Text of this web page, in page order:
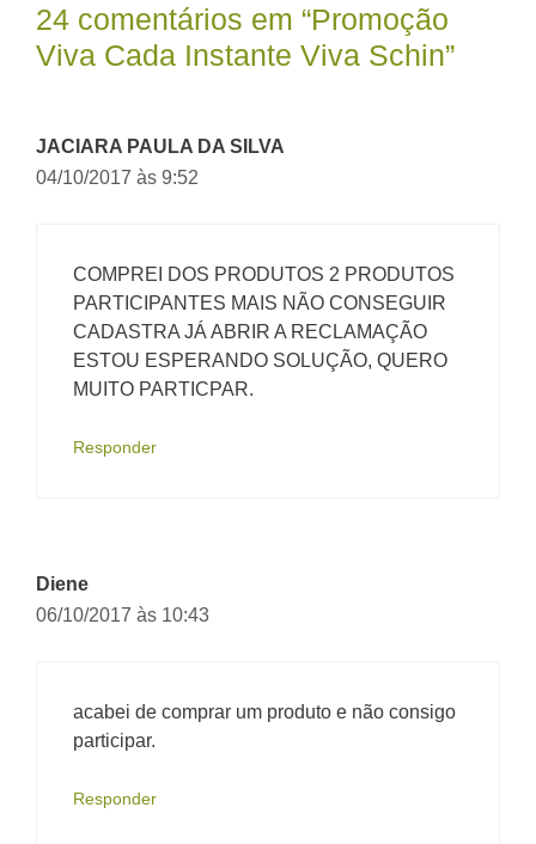
24 comentários em “Promoção
Viva Cada Instante Viva Schin”
JACIARA PAULA DA SILVA
04/10/2017 às 9:52
COMPREI DOS PRODUTOS 2 PRODUTOS
PARTICIPANTES MAIS NÃO CONSEGUIR
CADASTRA JÁ ABRIR A RECLAMAÇÃO
ESTOU ESPERANDO SOLUÇÃO, QUERO
MUITO PARTICPAR.
Responder
Diene
06/10/2017 às 10:43
acabei de comprar um produto e não consigo
participar.
Responder